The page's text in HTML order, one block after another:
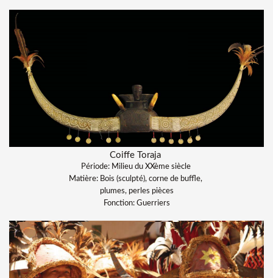
Coiffe Toraja
Période: Milieu du XXème siècle
Matière: Bois (sculpté), corne de buffle,
plumes, perles pièces
Fonction: Guerriers